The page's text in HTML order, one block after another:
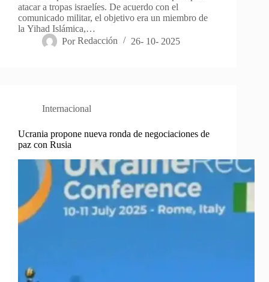
atacar a tropas israelíes. De acuerdo con el
comunicado militar, el objetivo era un miembro de
la Yihad Islámica,…
Por Redacción 26- 10- 2025
Internacional
Ucrania propone nueva ronda de negociaciones de
paz con Rusia